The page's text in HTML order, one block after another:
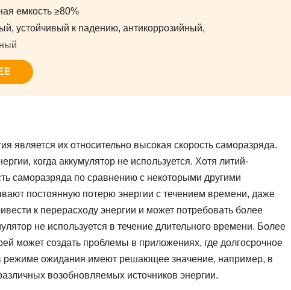
емкость ≥80%
устойчивый к падению, антикоррозийный,
является их относительно высокая скорость саморазряда.
когда аккумулятор не используется. Хотя литий-
саморазряда по сравнению с некоторыми другими
постоянную потерю энергии с течением времени, даже
к перерасходу энергии и может потребовать более
не используется в течение длительного времени. Более
может создать проблемы в приложениях, где долгосрочное
режиме ожидания имеют решающее значение, например, в
возобновляемых источников энергии.